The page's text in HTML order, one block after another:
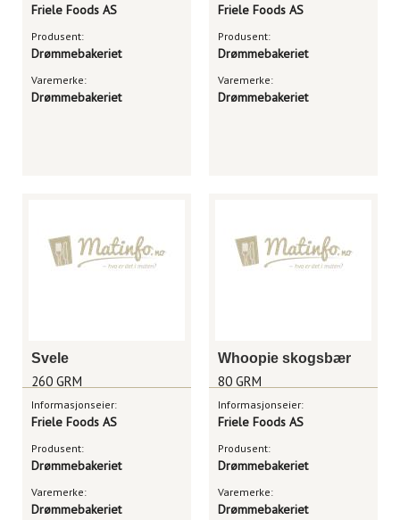
Friele Foods AS
Produsent:
Drømmebakeriet
Varemerke:
Drømmebakeriet
Friele Foods AS
Produsent:
Drømmebakeriet
Varemerke:
Drømmebakeriet
Svele
260 GRM
Informasjonseier:
Friele Foods AS
Produsent:
Drømmebakeriet
Varemerke:
Drømmebakeriet
Whoopie skogsbær
80 GRM
Informasjonseier:
Friele Foods AS
Produsent:
Drømmebakeriet
Varemerke:
Drømmebakeriet